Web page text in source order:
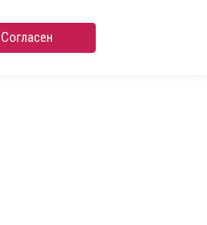
Согласен